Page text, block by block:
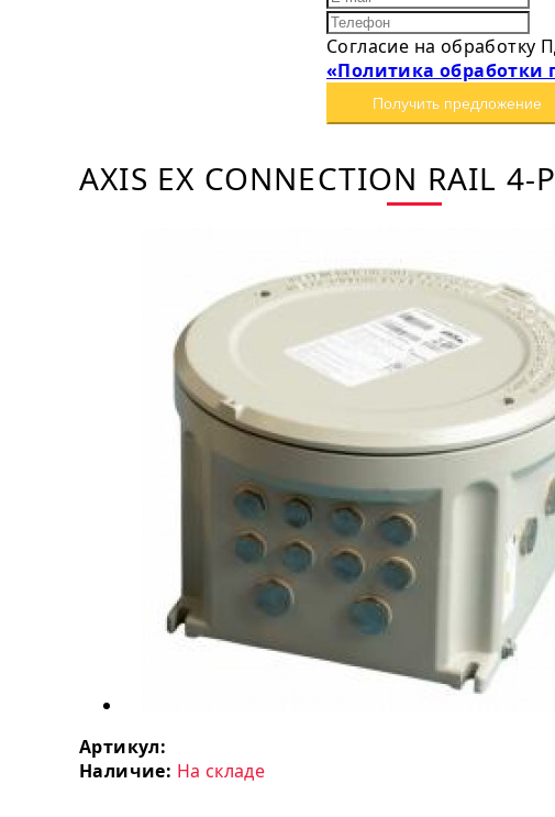
Согласие на обработку
«Политика обработки
Получить предложение
AXIS EX CONNECTION RAIL 4-
Артикул:
Наличие: На складе